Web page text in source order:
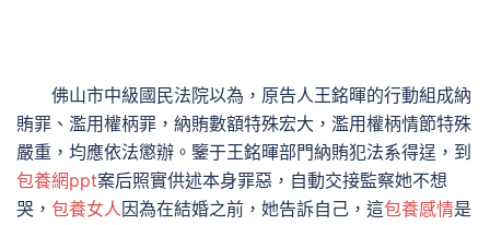
佛山市中級國民法院以為，原告人王銘暉的行動組成納
賄罪、濫用權柄罪，納賄數額特殊宏大，濫用權柄情節特殊
嚴重，均應依法懲辦。鑒于王銘暉部門納賄犯法系得逞，到
包養網ppt案后照實供述本身罪惡，自動交接監察她不想
哭， 包養女人因為在結婚之前，她告訴自己，這包養感情是